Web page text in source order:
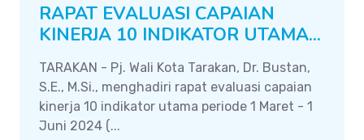
RAPAT EVALUASI CAPAIAN
KINERJA 10 INDIKATOR UTAMA...
TARAKAN - Pj. Wali Kota Tarakan, Dr. Bustan,
S.E., M.Si., menghadiri rapat evaluasi capaian
kinerja 10 indikator utama periode 1 Maret - 1
Juni 2024 (...